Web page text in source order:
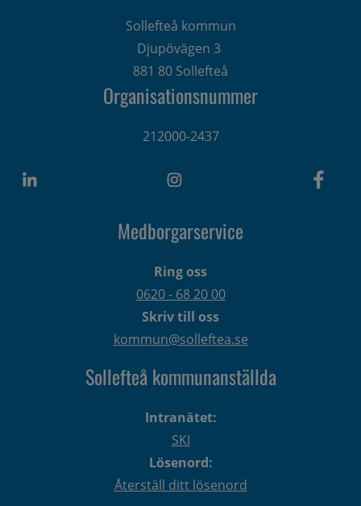
Sollefteå kommun
Djupövägen 3
881 80 Sollefteå
Organisationsnummer
212000-2437
Medborgarservice
Ring oss
0620 - 68 20 00
Skriv till oss
kommun@solleftea.se
Sollefteå kommunanställda
Intranätet:
SKI
Lösenord:
Återställ ditt lösenord